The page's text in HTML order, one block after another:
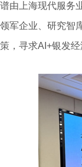
谱由上海现代服务
领军企业、研究智
策，寻求AI+银发经